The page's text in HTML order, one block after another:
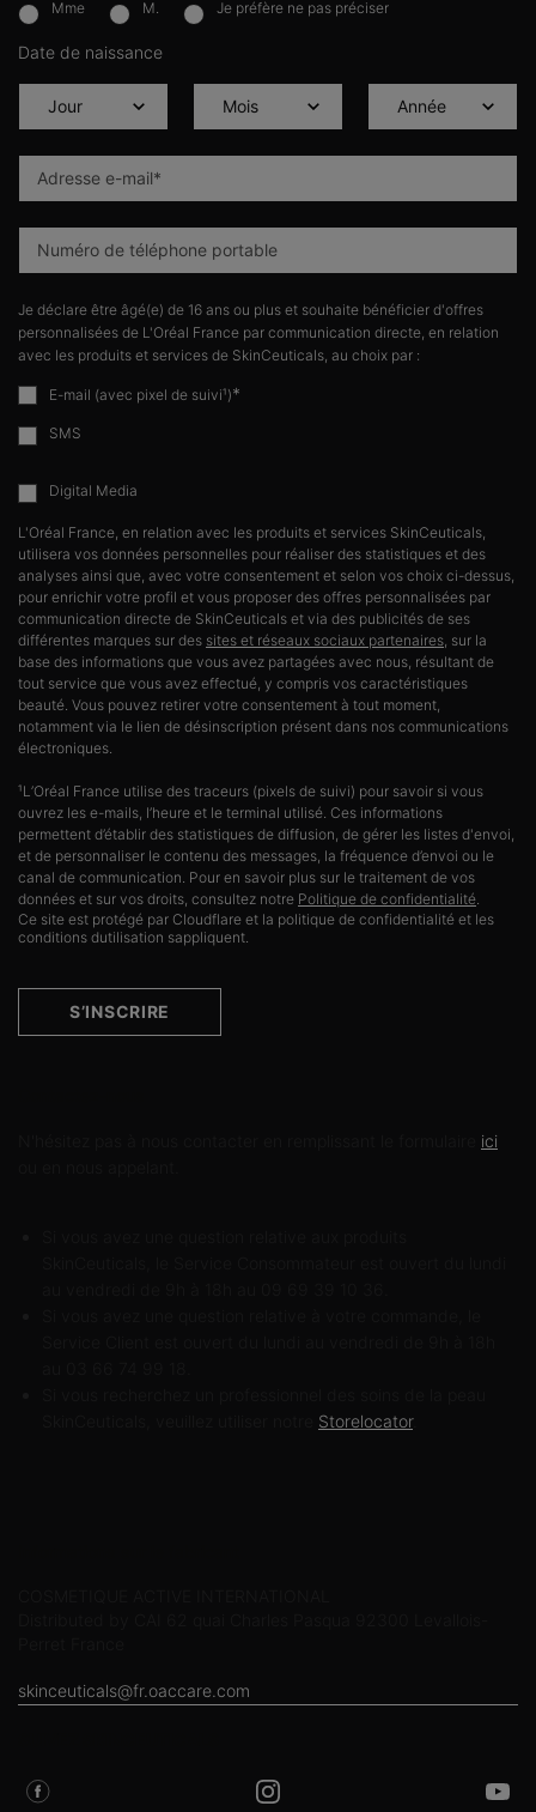
newslettersignup.title.legend
Mme M. Je préfère ne pas préciser
Date de naissance
Adresse e-mail*
Numéro de téléphone portable
Je déclare être âgé(e) de 16 ans ou plus et souhaite bénéficier d'offres
personnalisées de L'Oréal France par communication directe, en relation
avec les produits et services de SkinCeuticals, au choix par :
E-mail (avec pixel de suivi¹)*
SMS
Digital Media
L'Oréal France, en relation avec les produits et services SkinCeuticals,
utilisera vos données personnelles pour réaliser des statistiques et des
analyses ainsi que, avec votre consentement et selon vos choix ci-dessus,
pour enrichir votre profil et vous proposer des offres personnalisées par
communication directe de SkinCeuticals et via des publicités de ses
différentes marques sur des sites et réseaux sociaux partenaires, sur la
base des informations que vous avez partagées avec nous, résultant de
tout service que vous avez effectué, y compris vos caractéristiques
beauté. Vous pouvez retirer votre consentement à tout moment,
notamment via le lien de désinscription présent dans nos communications
électroniques.
¹L’Oréal France utilise des traceurs (pixels de suivi) pour savoir si vous
ouvrez les e-mails, l’heure et le terminal utilisé. Ces informations
permettent d’établir des statistiques de diffusion, de gérer les listes d'envoi,
et de personnaliser le contenu des messages, la fréquence d’envoi ou le
canal de communication. Pour en savoir plus sur le traitement de vos
données et sur vos droits, consultez notre Politique de confidentialité.
Ce site est protégé par Cloudflare et la politique de confidentialité et les
conditions dutilisation sappliquent.
S’INSCRIRE
ici
Storelocator.
skinceuticals@fr.oaccare.com